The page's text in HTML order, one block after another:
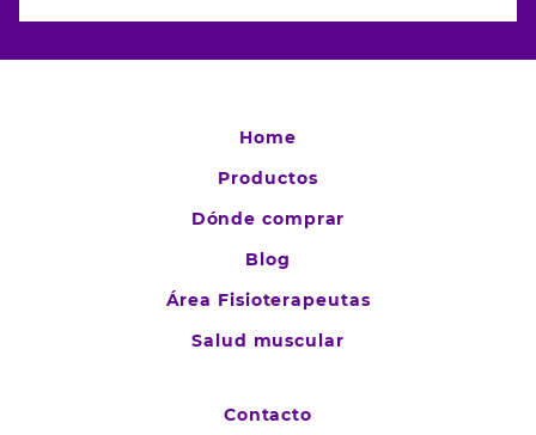
Home
Productos
Dónde comprar
Blog
Área Fisioterapeutas
Salud muscular
Contacto